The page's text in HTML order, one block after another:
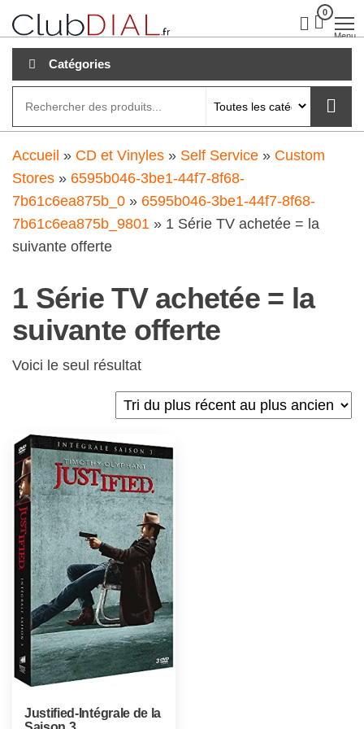
Aller
au
contenu
clubdial.fr
0
Menu
Catégories
Accueil » CD et Vinyles » Self Service » Custom
Stores » 6595b046-3be1-44f7-8f68-
7b61c6ea875b_0 » 6595b046-3be1-44f7-8f68-
7b61c6ea875b_9801 » 1 Série TV achetée = la
suivante offerte
1 Série TV achetée = la
suivante offerte
Voici le seul résultat
Justified-Intégrale de la